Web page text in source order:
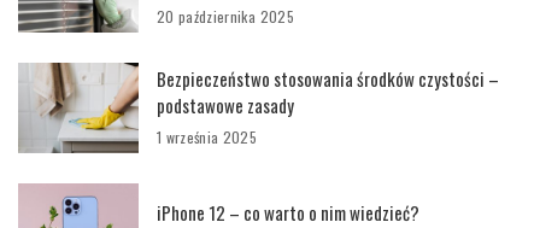
20 października 2025
Bezpieczeństwo stosowania środków czystości –
podstawowe zasady
1 września 2025
iPhone 12 – co warto o nim wiedzieć?